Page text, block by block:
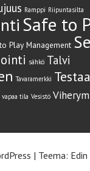
Ramppi Riipuntasilta
Safe to
Play Management
sähkö Talvi
Tavaramerkki
vapaa tila Vesistö
| Teema: